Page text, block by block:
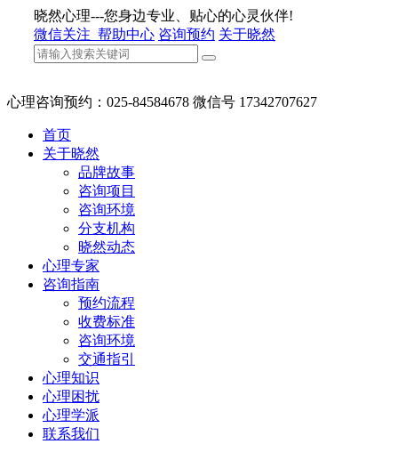
晓然心理---您身边专业、贴心的心灵伙伴!
微信关注 帮助中心 咨询预约 关于晓然
心理咨询预约：025-84584678 微信号 17342707627
首页
关于晓然
品牌故事
咨询项目
咨询环境
分支机构
晓然动态
心理专家
咨询指南
预约流程
收费标准
咨询环境
交通指引
心理知识
心理困扰
心理学派
联系我们